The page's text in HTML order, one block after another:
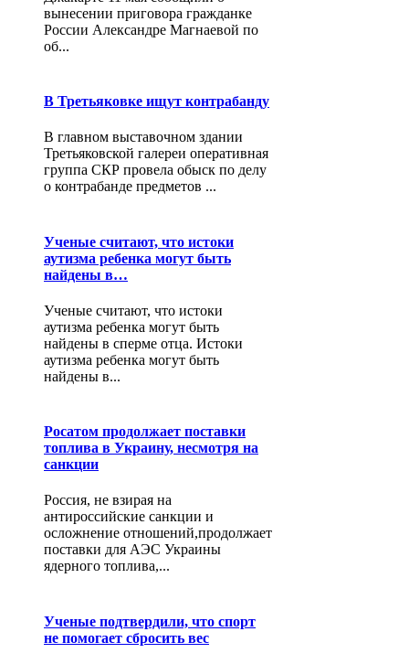
вынесении приговора гражданке
России Александре Магнаевой по
об...
В Третьяковке ищут контрабанду
В главном выставочном здании
Третьяковской галереи оперативная
группа СКР провела обыск по делу
о контрабанде предметов ...
Ученые считают, что истоки
аутизма ребенка могут быть
найдены в…
Ученые считают, что истоки
аутизма ребенка могут быть
найдены в сперме отца. Истоки
аутизма ребенка могут быть
найдены в...
Росатом продолжает поставки
топлива в Украину, несмотря на
санкции
Россия, не взирая на
антироссийские санкции и
осложнение отношений,продолжает
поставки для АЭС Украины
ядерного топлива,...
Ученые подтвердили, что спорт
не помогает сбросить вес